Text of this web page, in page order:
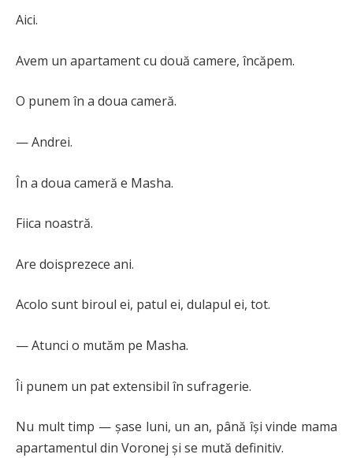
Aici.
Avem un apartament cu două camere, încăpem.
O punem în a doua cameră.
— Andrei.
În a doua cameră e Masha.
Fiica noastră.
Are doisprezece ani.
Acolo sunt biroul ei, patul ei, dulapul ei, tot.
— Atunci o mutăm pe Masha.
Îi punem un pat extensibil în sufragerie.
Nu mult timp — șase luni, un an, până își vinde mama
apartamentul din Voronej și se mută definitiv.